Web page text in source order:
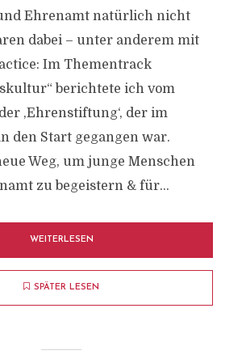
Ehrenamt natürlich nicht
dabei – unter anderem mit
Im Thementrack
berichtete ich vom
‚Ehrenstiftung‘, der im
den Start gegangen war.
Weg, um junge Menschen
zu begeistern & für...
WEITERLESEN
SPÄTER LESEN